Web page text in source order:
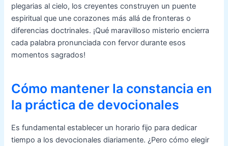
plegarias al cielo, los creyentes construyen un puente
espiritual que une corazones más allá de fronteras o
diferencias doctrinales. ¡Qué maravilloso misterio encierra
cada palabra pronunciada con fervor durante esos
momentos sagrados!
Cómo mantener la constancia en
la práctica de devocionales
Es fundamental establecer un horario fijo para dedicar
tiempo a los devocionales diariamente. ¿Pero cómo elegir